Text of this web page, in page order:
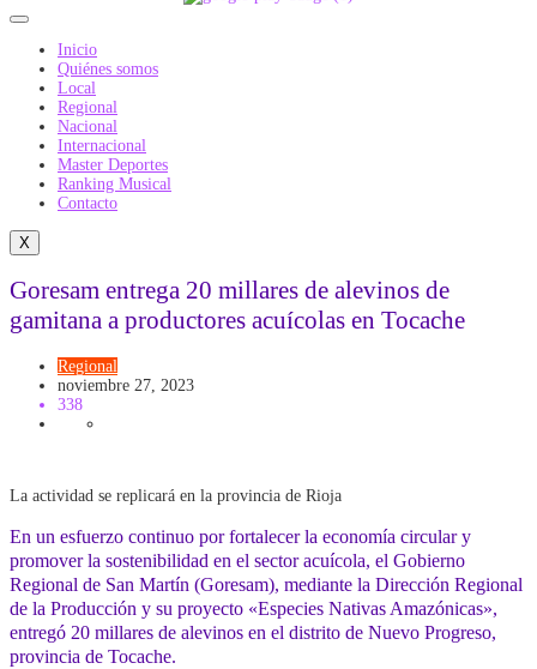
Inicio
Quiénes somos
Local
Regional
Nacional
Internacional
Master Deportes
Ranking Musical
Contacto
X
Goresam entrega 20 millares de alevinos de
gamitana a productores acuícolas en Tocache
Regional
noviembre 27, 2023
338
La actividad se replicará en la provincia de Rioja
En un esfuerzo continuo por fortalecer la economía circular y
promover la sostenibilidad en el sector acuícola, el Gobierno
Regional de San Martín (Goresam), mediante la Dirección Regional
de la Producción y su proyecto «Especies Nativas Amazónicas»,
entregó 20 millares de alevinos en el distrito de Nuevo Progreso,
provincia de Tocache.